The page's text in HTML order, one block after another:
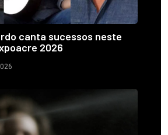
canta sucessos neste
2026